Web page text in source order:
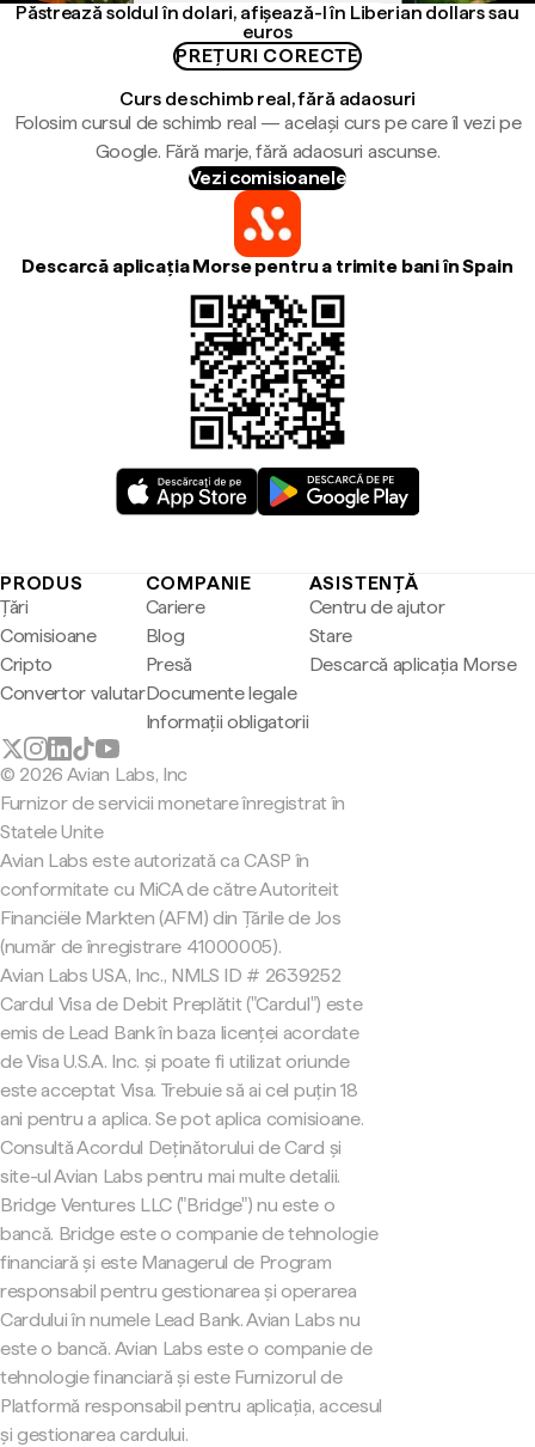
Păstrează soldul în dolari, afișează-l în Liberian dollars sau
euros
PREȚURI CORECTE
Curs de schimb real, fără adaosuri
Folosim cursul de schimb real — același curs pe care îl vezi pe
Google. Fără marje, fără adaosuri ascunse.
Vezi comisioanele
Descarcă aplicația Morse pentru a trimite bani în Spain
PRODUS
Țări
Comisioane
Cripto
Convertor valutar
COMPANIE
Cariere
Blog
Presă
Documente legale
Informații obligatorii
ASISTENȚĂ
Centru de ajutor
Stare
Descarcă aplicația Morse
© 2026 Avian Labs, Inc
Furnizor de servicii monetare înregistrat în
Statele Unite
Avian Labs este autorizată ca CASP în
conformitate cu MiCA de către Autoriteit
Financiële Markten (AFM) din Țările de Jos
(număr de înregistrare 41000005).
Avian Labs USA, Inc., NMLS ID # 2639252
Cardul Visa de Debit Preplătit ("Cardul") este
emis de Lead Bank în baza licenței acordate
de Visa U.S.A. Inc. și poate fi utilizat oriunde
este acceptat Visa. Trebuie să ai cel puțin 18
ani pentru a aplica. Se pot aplica comisioane.
Consultă Acordul Deținătorului de Card și
site-ul Avian Labs pentru mai multe detalii.
Bridge Ventures LLC ("Bridge") nu este o
bancă. Bridge este o companie de tehnologie
financiară și este Managerul de Program
responsabil pentru gestionarea și operarea
Cardului în numele Lead Bank. Avian Labs nu
este o bancă. Avian Labs este o companie de
tehnologie financiară și este Furnizorul de
Platformă responsabil pentru aplicația, accesul
și gestionarea cardului.